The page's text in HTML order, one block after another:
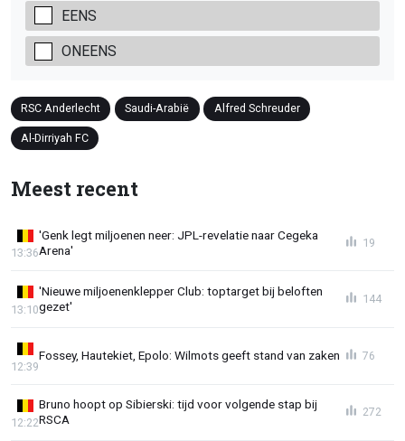
EENS
ONEENS
RSC Anderlecht Saudi-Arabië Alfred Schreuder
Al-Dirriyah FC
Meest recent
'Genk legt miljoenen neer: JPL-revelatie naar Cegeka
Arena'
13:36
19
'Nieuwe miljoenenklepper Club: toptarget bij beloften
gezet'
13:10
144
Fossey, Hautekiet, Epolo: Wilmots geeft stand van zaken
12:39
76
Bruno hoopt op Sibierski: tijd voor volgende stap bij
RSCA
12:22
272